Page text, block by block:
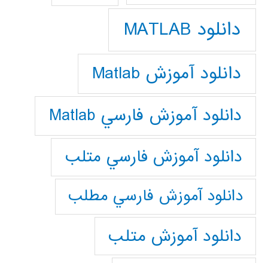
دانلود MATLAB
دانلود آموزش Matlab
دانلود آموزش فارسي Matlab
دانلود آموزش فارسي متلب
دانلود آموزش فارسي مطلب
دانلود آموزش متلب